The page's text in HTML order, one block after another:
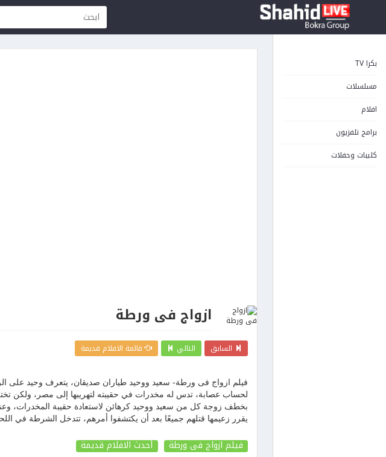
بكرا TV
مسلسلات
افلام
برامج تلفزيون
كليبات وحفلات
ازواج فى ورطة
السابق التالي قائمة الافلام قديمة
فيلم ازواج فى ورطة- سعيد ووحيد طياران صديقان، يتعرف وحيد على
لحساب عصابة، تدس له مخدرات في حقيبته لتهريبها إلى مصر، ولكن
بخطف زوجة كل من سعيد ووحيد كرهائن لاستعادة حقيبة المخدرات،
يقرر زعيمها قتلهم جميعًا بعد أن يكتشفوا أمرهم، تتدخل الشرطة في
فيلم ازواج فى ورطة
أحدث الافلام قديمة